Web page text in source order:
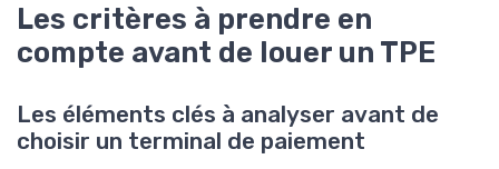
Les critères à prendre en
compte avant de louer un TPE
Les éléments clés à analyser avant de
choisir un terminal de paiement